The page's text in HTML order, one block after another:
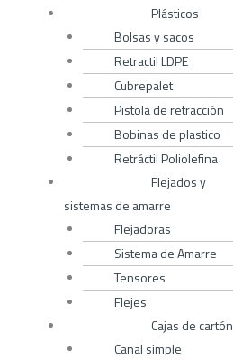
Plásticos
Bolsas y sacos
Retractil LDPE
Cubrepalet
Pistola de retracción
Bobinas de plastico
Retráctil Poliolefina
Flejados y
sistemas de amarre
Flejadoras
Sistema de Amarre
Tensores
Flejes
Cajas de cartón
Canal simple